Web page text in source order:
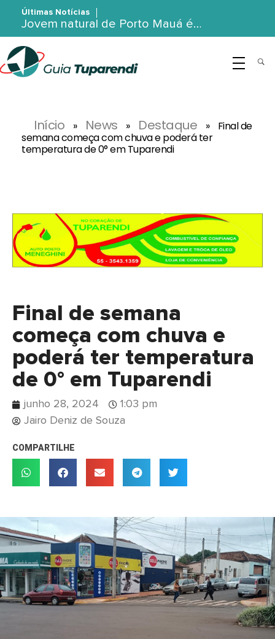
Últimas Notícias
Jovem natural de Porto Mauá é…
Início » News » Destaque »
Final de
semana começa com chuva e poderá ter
temperatura de 0° em Tuparendi
Final de semana
começa com chuva e
poderá ter temperatura
de 0° em Tuparendi
junho 28, 2024
1:03 pm
Jairo Deniz de Souza
COMPARTILHE